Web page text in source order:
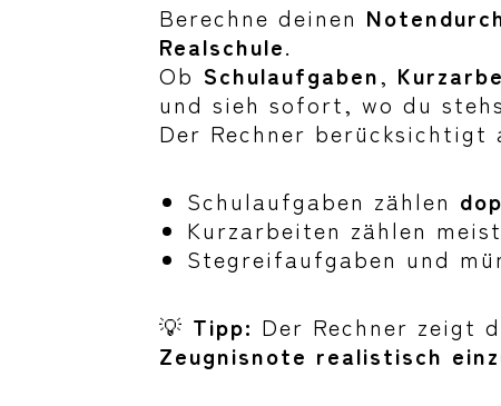
Berechne deinen
Realschule.
Ob Schulaufgaben,
und sieh sofort, wo du
Der Rechner berücksichtigt
Schulaufgaben zählen
Kurzarbeiten zählen meist
Stegreifaufgaben und
💡 Tipp: Der Rechner zeigt
Zeugnisnote realistisch